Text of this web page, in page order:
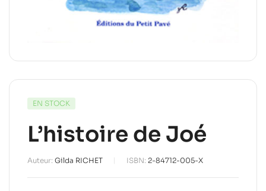
EN STOCK
L’histoire de Joé
Auteur: Gilda RICHET ISBN: 2-84712-005-X